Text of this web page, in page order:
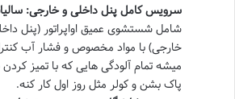
سرویس کامل پنل داخلی و خارجی:
شامل شستشوی عمیق اواپراتور (پنل
خارجی) با مواد مخصوص و فشار آب
میشه تمام آلودگی هایی که با تمیز
پاک بشن و کولر مثل روز اول کار کنه.